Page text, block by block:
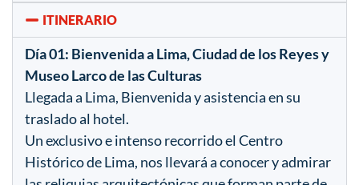
ITINERARIO
Día 01: Bienvenida a Lima, Ciudad de los Reyes y
Museo Larco de las Culturas
Llegada a Lima, Bienvenida y asistencia en su
traslado al hotel.
Un exclusivo e intenso recorrido el Centro
Histórico de Lima, nos llevará a conocer y admirar